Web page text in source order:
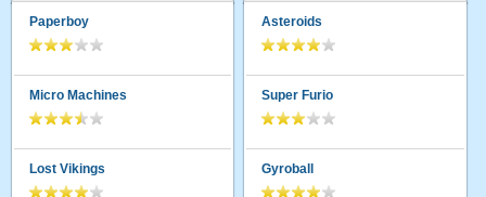
Paperboy
Micro Machines
Lost Vikings
Asteroids
Super Furio
Gyroball